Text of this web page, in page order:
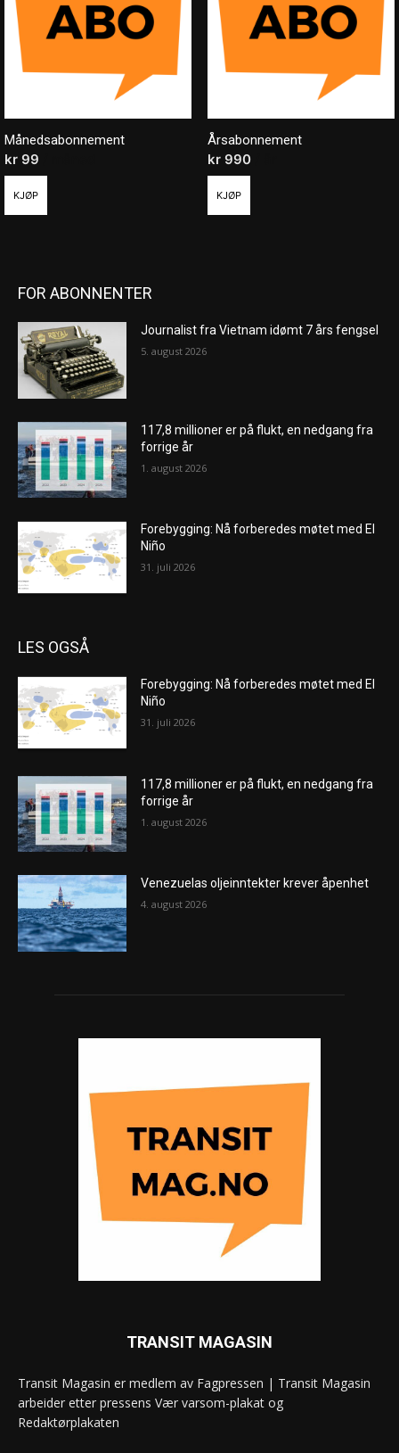
Månedsabonnement
kr 99
KJØP
Årsabonnement
kr990
KJØP
FOR ABONNENTER
Journalist fra Vietnam idømt 7 års fengsel
5. august 2026
117,8 millioner er på flukt, en nedgang fra
forrige år
1. august 2026
Forebygging: Nå forberedes møtet med El
Niño
31. juli 2026
LES OGSÅ
Forebygging: Nå forberedes møtet med El
Niño
31. juli 2026
117,8 millioner er på flukt, en nedgang fra
forrige år
1. august 2026
Venezuelas oljeinntekter krever åpenhet
4. august 2026
TRANSIT MAGASIN
Transit Magasin er medlem av Fagpressen | Transit Magasin
arbeider etter pressens Vær varsom-plakat og
Redaktørplakaten